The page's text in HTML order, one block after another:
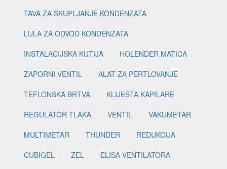
TAVA ZA SKUPLJANJE KONDENZATA
LULA ZA ODVOD KONDENZATA
INSTALACIJSKA KUTIJA
HOLENDER MATICA
ZAPORNI VENTIL
ALAT ZA PERTLOVANJE
TEFLONSKA BRTVA
KLIJEŠTA KAPILARE
REGULATOR TLAKA
VENTIL
VAKUMETAR
MULTIMETAR
THUNDER
REDUKCIJA
CUBIGEL
ZEL
ELISA VENTILATORA